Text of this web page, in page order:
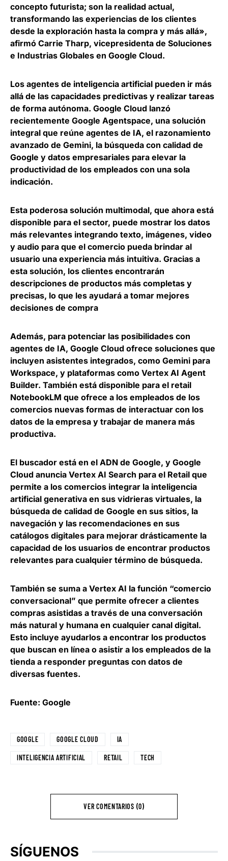
concepto futurista; son la realidad actual,
transformando las experiencias de los clientes
desde la exploración hasta la compra y más allá»,
afirmó Carrie Tharp, vicepresidenta de Soluciones
e Industrias Globales en Google Cloud.
Los agentes de inteligencia artificial pueden ir más
allá de las capacidades predictivas y realizar tareas
de forma autónoma. Google Cloud lanzó
recientemente Google Agentspace, una solución
integral que reúne agentes de IA, el razonamiento
avanzado de Gemini, la búsqueda con calidad de
Google y datos empresariales para elevar la
productividad de los empleados con una sola
indicación.
Esta poderosa solución multimodal, que ahora está
disponible para el sector, puede mostrar los datos
más relevantes integrando texto, imágenes, video
y audio para que el comercio pueda brindar al
usuario una experiencia más intuitiva. Gracias a
esta solución, los clientes encontrarán
descripciones de productos más completas y
precisas, lo que les ayudará a tomar mejores
decisiones de compra
Además, para potenciar las posibilidades con
agentes de IA, Google Cloud ofrece soluciones que
incluyen asistentes integrados, como Gemini para
Workspace, y plataformas como Vertex AI Agent
Builder. También está disponible para el retail
NotebookLM que ofrece a los empleados de los
comercios nuevas formas de interactuar con los
datos de la empresa y trabajar de manera más
productiva.
El buscador está en el ADN de Google, y Google
Cloud anuncia Vertex AI Search para el Retail que
permite a los comercios integrar la inteligencia
artificial generativa en sus vidrieras virtuales, la
búsqueda de calidad de Google en sus sitios, la
navegación y las recomendaciones en sus
catálogos digitales para mejorar drásticamente la
capacidad de los usuarios de encontrar productos
relevantes para cualquier término de búsqueda.
También se suma a Vertex AI la función “comercio
conversacional” que permite ofrecer a clientes
compras asistidas a través de una conversación
más natural y humana en cualquier canal digital.
Esto incluye ayudarlos a encontrar los productos
que buscan en línea o asistir a los empleados de la
tienda a responder preguntas con datos de
diversas fuentes.
Fuente: Google
GOOGLE GOOGLE CLOUD IA
INTELIGENCIA ARTIFICIAL RETAIL TECH
VER COMENTARIOS (0)
SÍGUENOS